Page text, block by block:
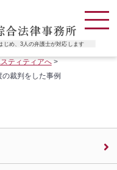
じめ、3人の弁護士が対応します
ティティアへ>
裁判をした事例